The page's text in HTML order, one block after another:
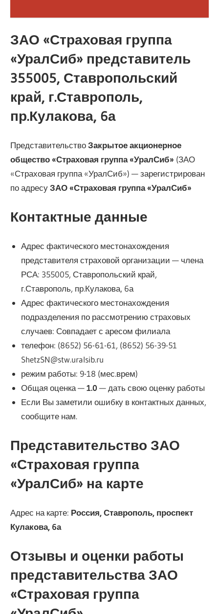
ЗАО «Страховая группа
«УралСиб» представитель
355005, Ставропольский
край, г.Ставрополь,
пр.Кулакова, 6а
ПредставительствоЗакрытое акционерное
общество «Страховая группа «УралСиб» (ЗАО
«Страховая группа «УралСиб») — зарегистрирован
по адресуЗАО «Страховая группа «УралСиб»
Контактные данные
Адрес фактического местонахождения
представителя страховой организации — члена
РСА: 355005, Ставропольский край,
г.Ставрополь, пр.Кулакова, 6а
Адрес фактического местонахождения
подразделения по рассмотрению страховых
случаев: Совпадает с аресом филиала
телефон: (8652) 56-61-61, (8652) 56-39-51
ShetzSN@stw.uralsib.ru
режим работы: 9-18 (мес.врем)
Общая оценка —1.0 — дать свою оценку работы
Если Вы заметили ошибку в контактных данных,
сообщите нам.
ПредставительствоЗАО
«Страховая группа
«УралСиб» на карте
Адрес на карте: Россия, Ставрополь, проспект
Кулакова, 6а
Отзывы и оценки работы
представительстваЗАО
«Страховая группа